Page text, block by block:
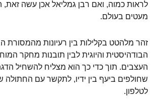
לראות כמוה, ואם רבן גמליאל אכן עשה זאת,
מעטים בעולם.
זהר מלהטט בקלילות בין רעיונות מהמסורת
הבודהיסטית והיוגית לבין תובנות מחקר
העצבים. תוך כדי כך הוא מצליח להשחיל
שחולפים ביעף בין ידיו, לתקשר עם החתולה
לטלפון.